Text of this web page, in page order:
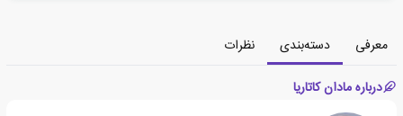
معرفی دسته‌بندی
نظرات
درباره مادان کاتاریا